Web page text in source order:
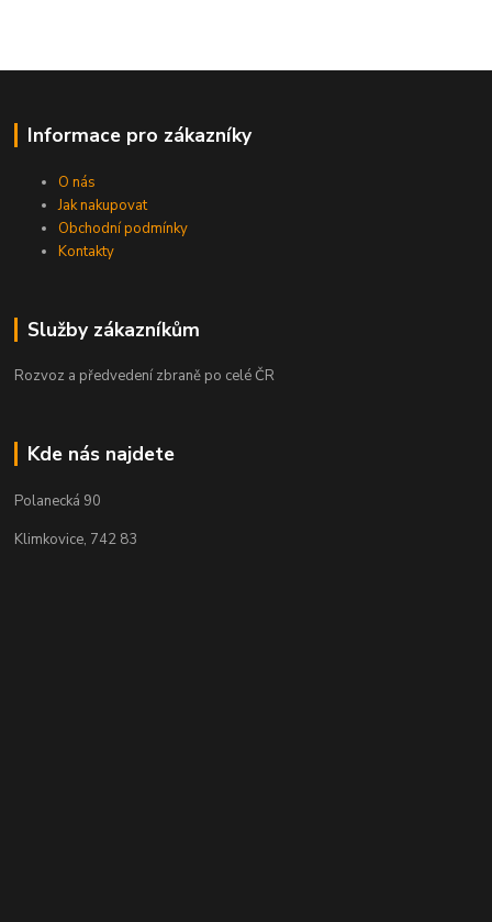
Informace pro zákazníky
O nás
Jak nakupovat
Obchodní podmínky
Kontakty
Služby zákazníkům
Rozvoz a předvedení zbraně po celé ČR
Kde nás najdete
Polanecká 90
Klimkovice, 742 83